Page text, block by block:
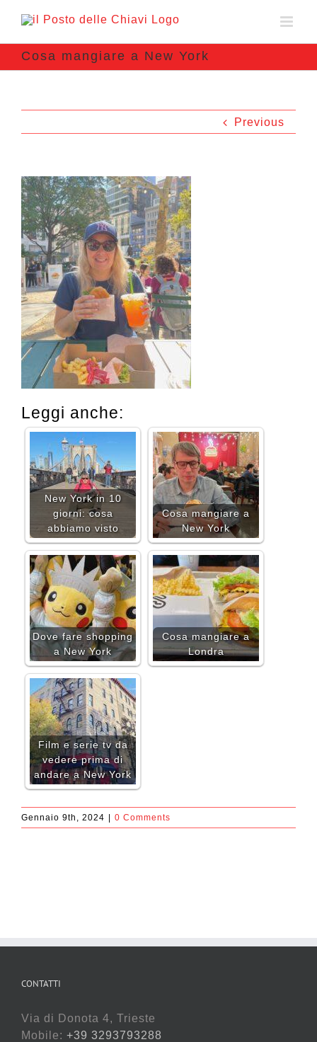
Cosa mangiare a New York
Previous
Leggi anche:
New York in 10
giorni: cosa
abbiamo visto
Cosa mangiare a
New York
Dove fare shopping
a New York
Cosa mangiare a
Londra
Film e serie tv da
vedere prima di
andare a New York
Gennaio 9th, 2024 0 Comments
CONTATTI
Via di Donota 4, Trieste
Mobile: +39 3293793288